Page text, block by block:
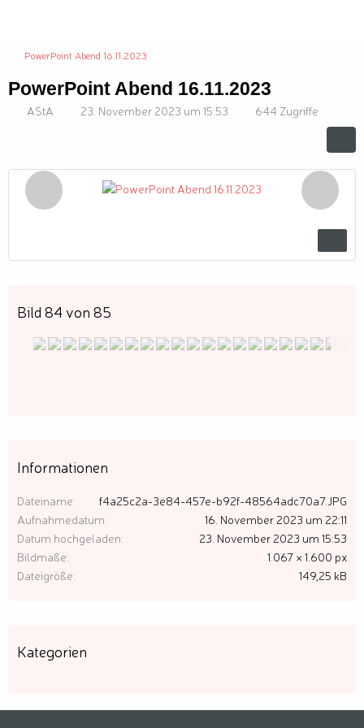
PowerPoint Abend 16.11.2023
PowerPoint Abend 16.11.2023
AStA 23. November 2023 um 15:53 644 Zugriffe
Bild 84 von 85
Informationen
Dateiname
f4a25c2a-3e84-457e-b92f-48564adc70a7.JPG
Aufnahmedatum
16. November 2023 um 22:11
Datum hochgeladen
23. November 2023 um 15:53
Bildmaße
1.067 × 1.600 px
Dateigröße
149,25 kB
Kategorien